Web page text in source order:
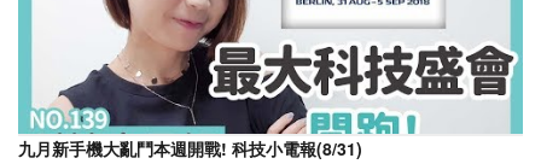
九月新手機大亂鬥本週開戰! 科技小電報(8/31)